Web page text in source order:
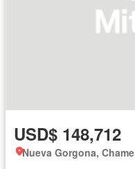
USD$ 148,712
Nueva Gorgona, Chame